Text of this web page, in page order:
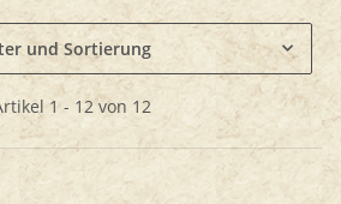
und Sortierung
1 - 12 von 12